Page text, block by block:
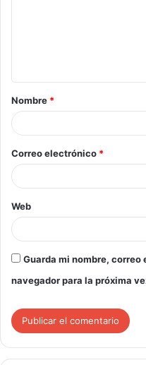
Nombre *
Correo electrónico *
Web
Guarda mi nombre,
navegador para la próxima